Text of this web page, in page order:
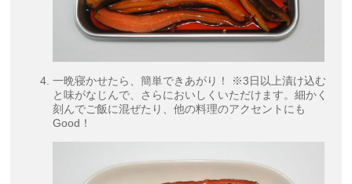
一晩寝かせたら、簡単できあがり！ ※3日以上漬け込む
と味がなじんで、さらにおいしくいただけます。細かく
刻んでご飯に混ぜたり、他の料理のアクセントにも
Good！